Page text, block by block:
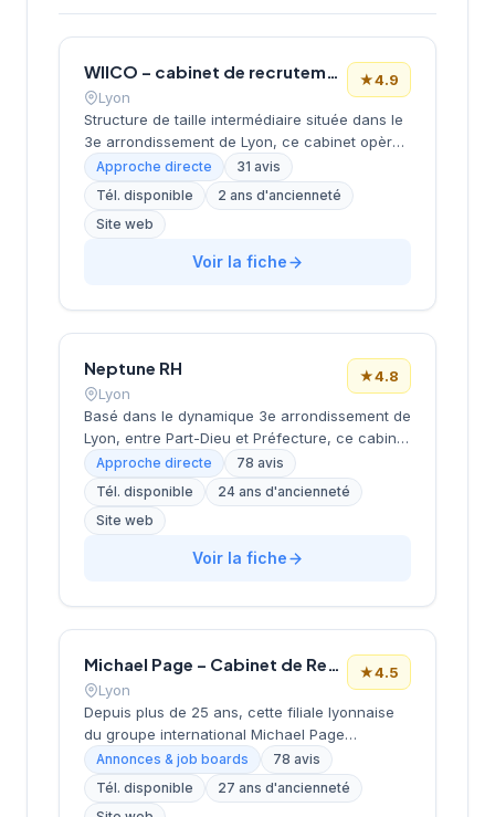
WIICO – cabinet de recrutement
Lyon
★4.9
Structure de taille intermédiaire située dans le
3e arrondissement de Lyon, ce cabinet opère
depuis le quartier d'affaires de la Part-Dieu.
Dirigée par MOMTAZ-AZAD, l'entreprise
développe ses activités de recrutement avec
un positionnement géographique stratégique
au cœur du pôle économique lyonnais. La
société bénéficie d'une excellente réputation
Approche directe
31 avis
Tél. disponible
2 ans d'ancienneté
Site web
Voir la fiche
Neptune RH
Lyon
★4.8
Basé dans le dynamique 3e arrondissement de
Lyon, entre Part-Dieu et Préfecture, ce cabinet
de recrutement développe ses activités depuis
ses locaux de la rue Servient. Dirigé par
PERRIOLAT, il accompagne les entreprises
dans leurs recherches de talents avec une
approche personnalisée. La structure
bénéficie d'une excellente réputation auprès
Approche directe
78 avis
Tél. disponible
24 ans d'ancienneté
Site web
Voir la fiche
Michael Page – Cabinet de Recrutement Lyon
Lyon
★4.5
Depuis plus de 25 ans, cette filiale lyonnaise
du groupe international Michael Page
accompagne les entreprises et candidats
dans leurs projets de recrutement. Implanté
dans le 3e arrondissement au cœur du
Annonces & job boards
78 avis
Tél. disponible
27 ans d'ancienneté